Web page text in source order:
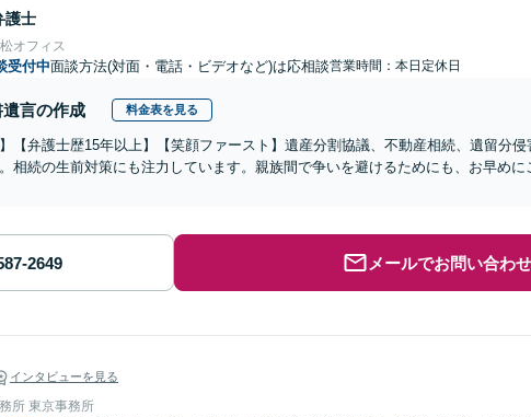
護士
オフィス
受付中面談方法(対面・電話・ビデオなど)は応相談営業時間：本日定休日
遺言の作成 料金表を見る
】【弁護士歴15年以上】【笑顔ファースト】遺産分割協議、不動産相続、遺留分
相続の生前対策にも注力しています。親族間で争いを避けるためにも、お早めに
メールでお問い合わせ
インタビューを見る
所 東京事務所